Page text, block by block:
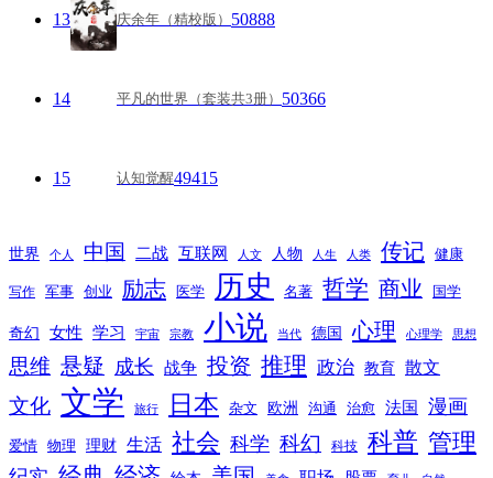
13 庆余年（精校版） 50888
14 平凡的世界（套装共3册） 50366
15 认知觉醒49415
世界 个人 中国 二战 互联网 人文 人物 人生 人类 传记 健康
写作 军事 创业 励志 医学 历史 名著 哲学 商业 国学
奇幻 女性 学习 宇宙 宗教 小说 当代 德国 心理 心理学 思想
思维 悬疑 成长 战争 投资 推理 政治 教育 散文
文化 文学 旅行 日本 杂文 欧洲 沟通 治愈 法国 漫画
爱情 物理 理财 生活 社会 科学 科幻 科技 科普 管理